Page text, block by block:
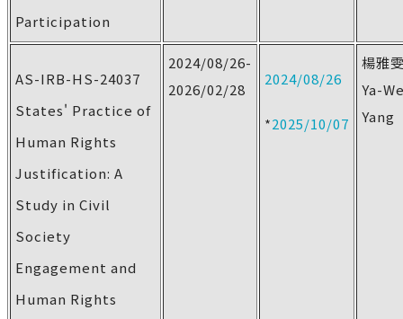
Participation
AS-IRB-HS-24037
States' Practice of
Human Rights
Justification: A
Study in Civil
Society
Engagement and
Human Rights
2024/08/26-
2026/02/28
2024/08/26
*2025/10/07
楊雅
Ya-
Yang